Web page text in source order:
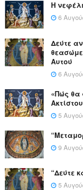
Η
6
Δεύτε
Αυτού
6
«Πώς θα
5
9
“Δεύτε
5